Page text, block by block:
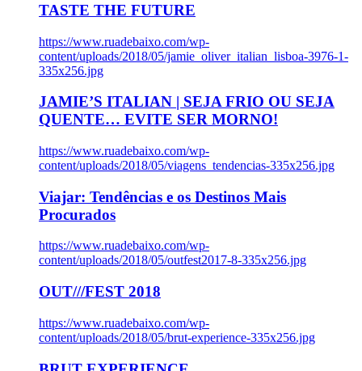
TASTE THE FUTURE
https://www.ruadebaixo.com/wp-
content/uploads/2018/05/jamie_oliver_italian_lisboa-3976-1-
335x256.jpg
JAMIE’S ITALIAN | SEJA FRIO OU SEJA
QUENTE… EVITE SER MORNO!
https://www.ruadebaixo.com/wp-
content/uploads/2018/05/viagens_tendencias-335x256.jpg
Viajar: Tendências e os Destinos Mais
Procurados
https://www.ruadebaixo.com/wp-
content/uploads/2018/05/outfest2017-8-335x256.jpg
OUT///FEST 2018
https://www.ruadebaixo.com/wp-
content/uploads/2018/05/brut-experience-335x256.jpg